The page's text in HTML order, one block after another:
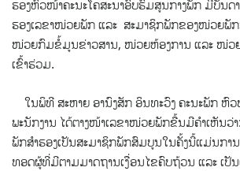
ຮອງຫົວໜ້າຄະນະໂຄສະນາອົບຮົມສູນກາງພັກ ມີບັນດ
ຮອງເລຂາໜ່ວຍພັກ ແລະ ສະມາຊິກພັກຂອງໜ່ວຍພັກ
ໜ່ວຍກົມຂໍ້ມູນຂ່າວສານ, ໜ່ວຍຫ້ອງການ ແລະ ໜ່ວ
ເຂົ້າຮ່ວມ.
ໃນພິທີ ສະຫາຍ ອານົງສັກ ອິນທະວົງ ຄະນະພັກ ຫົ
ພະນັກງານ ໄດ້ຕາງໜ້າເລຂາໜ່ວຍພັກຂື້ນມີຄຳເຫັນວ່
ພັກສໍາຮອງເປັນສະມາຊິກພັກສົມບູນໃນຄັ້ງນີ້ແມ່ນກາ
ທອດຜູ້ທີ່ມີຕາມມາດຖານເງື່ອນໄຂຄົບຖ້ວນ ແລະ ເປັ